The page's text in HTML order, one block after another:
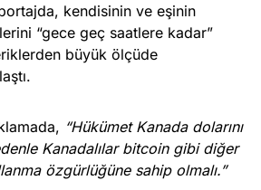
kendisinin ve eşinin
“gece geç saatlere kadar”
büyük ölçüde
“Hükümet Kanada dolarını
Kanadalılar bitcoin gibi diğer
özgürlüğüne sahip olmalı.”